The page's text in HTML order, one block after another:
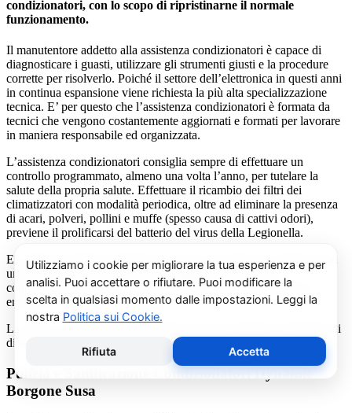
condizionatori, con lo scopo di ripristinarne il normale
funzionamento.
Il manutentore addetto alla assistenza condizionatori è capace di
diagnosticare i guasti, utilizzare gli strumenti giusti e la procedure
corrette per risolverlo. Poiché il settore dell’elettronica in questi anni
in continua espansione viene richiesta la più alta specializzazione
tecnica. E’ per questo che l’assistenza condizionatori è formata da
tecnici che vengono costantemente aggiornati e formati per lavorare
in maniera responsabile ed organizzata.
L’assistenza condizionatori consiglia sempre di effettuare un
controllo programmato, almeno una volta l’anno, per tutelare la
salute della propria salute. Effettuare il ricambio dei filtri dei
climatizzatori con modalità periodica, oltre ad eliminare la presenza
di acari, polveri, pollini e muffe (spesso causa di cattivi odori),
previene il prolificarsi del batterio del virus della Legionella.
E’ sempre possibile richiedere al centro di assistenza condizionatori
una consulenza gratuita per un montaggio di un nuovo
condizionatore o sulle ultime normative in materia di risparmio
energetico.
La salute e il benessere sono quindi essere gli obiettivi fondamentali
di un addetto alla assistenza condizionatori.
Pulizia e Sanificazione Condizionatori Dynamic
Borgone Susa